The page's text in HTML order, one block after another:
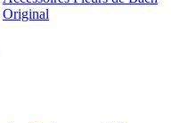
Original